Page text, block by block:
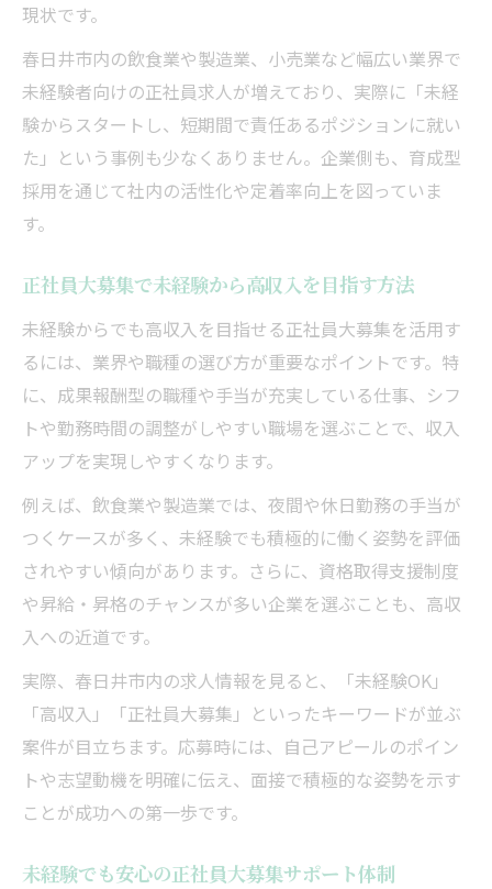
現状です。
春日井市内の飲食業や製造業、小売業など幅広い業界で
未経験者向けの正社員求人が増えており、実際に「未経
験からスタートし、短期間で責任あるポジションに就い
た」という事例も少なくありません。企業側も、育成型
採用を通じて社内の活性化や定着率向上を図っていま
す。
正社員大募集で未経験から高収入を目指す方法
未経験からでも高収入を目指せる正社員大募集を活用す
るには、業界や職種の選び方が重要なポイントです。特
に、成果報酬型の職種や手当が充実している仕事、シフ
トや勤務時間の調整がしやすい職場を選ぶことで、収入
アップを実現しやすくなります。
例えば、飲食業や製造業では、夜間や休日勤務の手当が
つくケースが多く、未経験でも積極的に働く姿勢を評価
されやすい傾向があります。さらに、資格取得支援制度
や昇給・昇格のチャンスが多い企業を選ぶことも、高収
入への近道です。
実際、春日井市内の求人情報を見ると、「未経験OK」
「高収入」「正社員大募集」といったキーワードが並ぶ
案件が目立ちます。応募時には、自己アピールのポイン
トや志望動機を明確に伝え、面接で積極的な姿勢を示す
ことが成功への第一歩です。
未経験でも安心の正社員大募集サポート体制